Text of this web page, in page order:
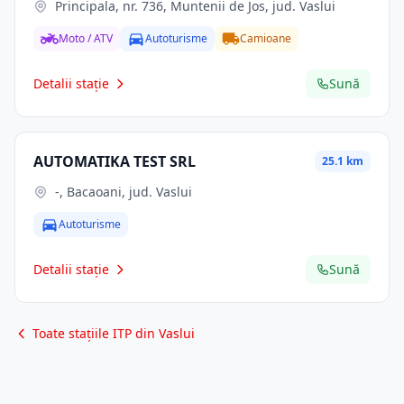
Principala, nr. 736, Muntenii de Jos, jud. Vaslui
Moto / ATV Autoturisme Camioane
Detalii stație Sună
AUTOMATIKA TEST SRL 25.1 km
-, Bacaoani, jud. Vaslui
Autoturisme
Detalii stație Sună
Toate stațiile ITP din Vaslui